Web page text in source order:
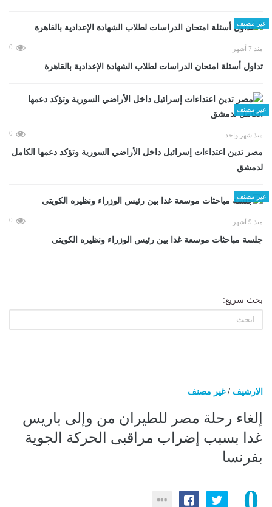
غير مصنف
منذ 7 أشهر 0
تداول أسئلة امتحان الدراسات لطلاب الشهادة الإعدادية بالقاهرة
غير مصنف
منذ شهر واحد 0
مصر تدين اعتداءات إسرائيل داخل الأراضي السورية وتؤكد دعمها الكامل
لدمشق
غير مصنف
منذ 9 أشهر 0
جلسة مباحثات موسعة غدا بين رئيس الوزراء ونظيره الكويتى
بحث سريع:
الارشيف /غير مصنف
إلغاء رحلة مصر للطيران من وإلى باريس
غدا بسبب إضراب مراقبى الحركة الجوية
بفرنسا
0